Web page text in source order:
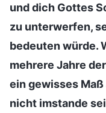
und dich Gottes
zu unterwerfen,
bedeuten würde.
mehrere Jahre
ein gewisses
nicht imstande